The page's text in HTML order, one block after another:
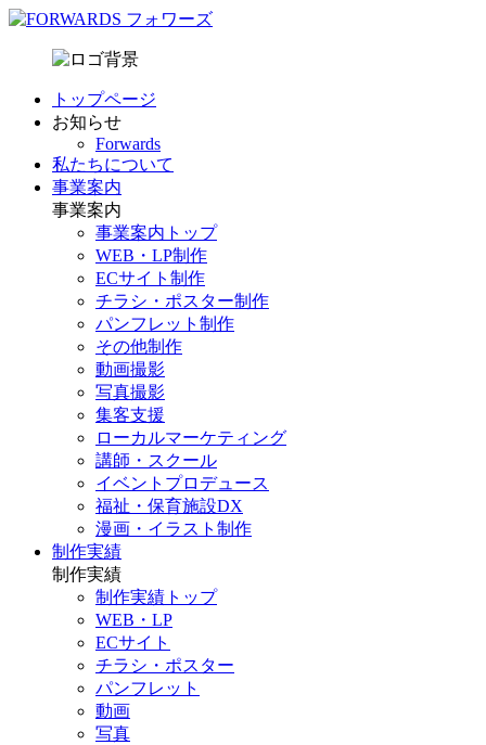
トップページ
お知らせ
Forwards
私たちについて
事業案内
事業案内
事業案内トップ
WEB・LP制作
ECサイト制作
チラシ・ポスター制作
パンフレット制作
その他制作
動画撮影
写真撮影
集客支援
ローカルマーケティング
講師・スクール
イベントプロデュース
福祉・保育施設DX
漫画・イラスト制作
制作実績
制作実績
制作実績トップ
WEB・LP
ECサイト
チラシ・ポスター
パンフレット
動画
写真